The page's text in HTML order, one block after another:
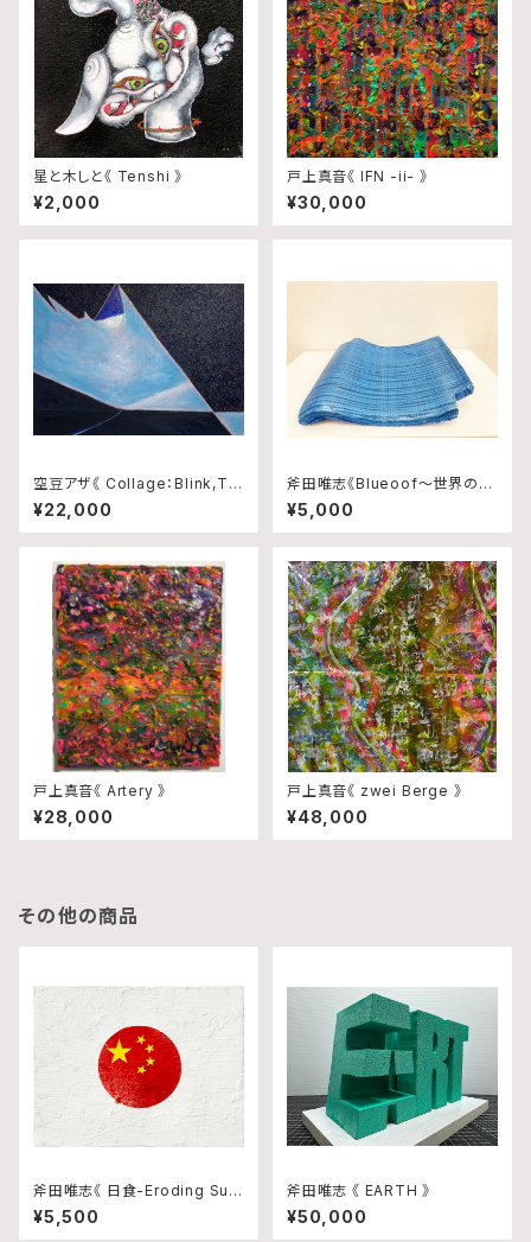
星と木しと《 Tenshi 》
¥2,000
戸上真音《 IFN -ii- 》
¥30,000
空豆アザ《 Collage：Blink,Tra
ce and Rhythm No.10 》
¥22,000
斧田唯志《Blueoof〜世界の真
ん中で輝いた日本政府から千葉
県民へ贈り物〜》
¥5,000
戸上真音《 Artery 》
¥28,000
戸上真音《 zwei Berge 》
¥48,000
その他の商品
斧田唯志《 日食-Eroding Sun
》
¥5,500
斧田唯志 《 EARTH 》
¥50,000